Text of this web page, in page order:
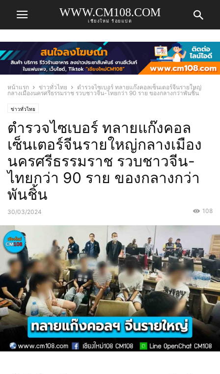
WWW.CM108.COM
เชียงใหม่ ร้อยแปด
หน้าแรก ข่าวทั่วไทย
ตำรวจไซเบอร์ ทลายแก๊งคอลเซ็นเตอร์จีนรายใหญ่
กลางเมืองนครศรีธรรมราช รวบชาวจีน-ไทยกว่า 90 ราย ของกลางกว่าพันชิ้น
ข่าวทั่วไทย
ตำรวจไซเบอร์ ทลายแก๊งคอล
เซ็นเตอร์จีนรายใหญ่กลางเมือง
นครศรีธรรมราช รวบชาวจีน-
ไทยกว่า 90 ราย ของกลางกว่า
พันชิ้น
30/03/2024 108